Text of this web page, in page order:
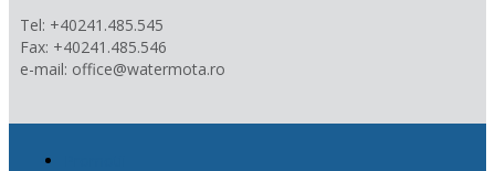
Tel: +40241.485.545
Fax: +40241.485.546
e-mail: office@watermota.ro